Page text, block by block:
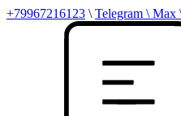
+79967216123 \ Telegram \ Max